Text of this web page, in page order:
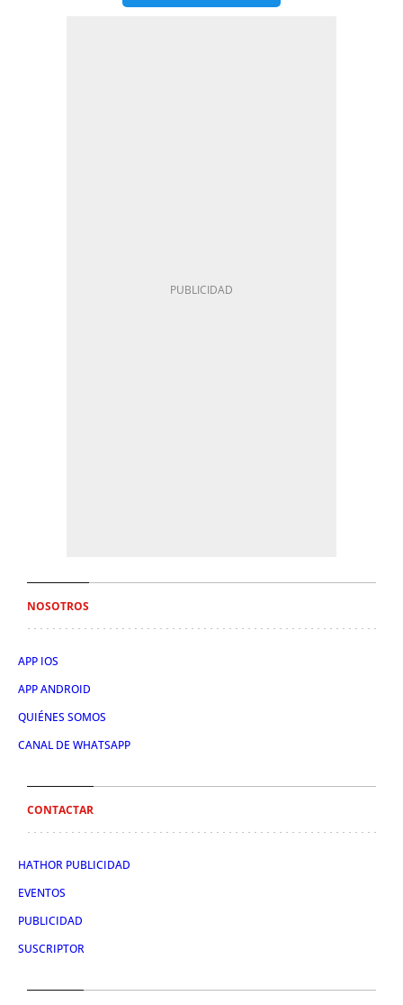
NOSOTROS
APP IOS
APP ANDROID
QUIÉNES SOMOS
CANAL DE WHATSAPP
CONTACTAR
HATHOR PUBLICIDAD
EVENTOS
PUBLICIDAD
SUSCRIPTOR